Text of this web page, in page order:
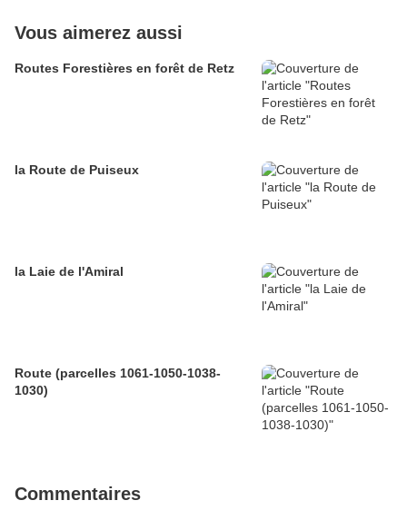
Vous aimerez aussi
Routes Forestières en forêt de Retz
la Route de Puiseux
la Laie de l'Amiral
Route (parcelles 1061-1050-1038-
1030)
Commentaires